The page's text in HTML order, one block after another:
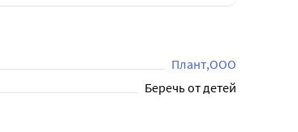
Плант,ООО
Беречь от детей